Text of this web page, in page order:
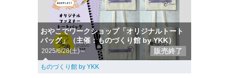
おやこでワークショップ「オリジナルトート
バッグ」（主催：ものづくり館 by YKK）
2025/6/28(土)～ 販売終了
ものづくり館 by YKK